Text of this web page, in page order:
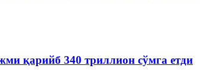
қарийб 340 триллион сўмга етди